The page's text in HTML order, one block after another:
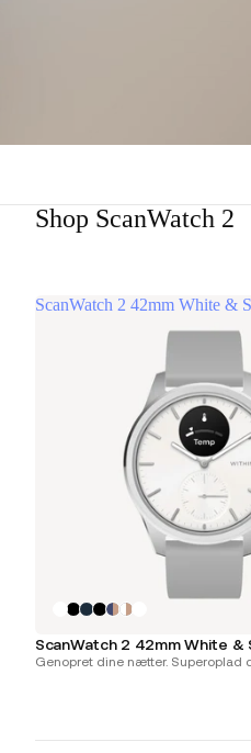
Shop ScanWatch 2
ScanWatch 2 42mm White &
ScanWatch 2 42mm White &
Genopret dine nætter. Superoplad